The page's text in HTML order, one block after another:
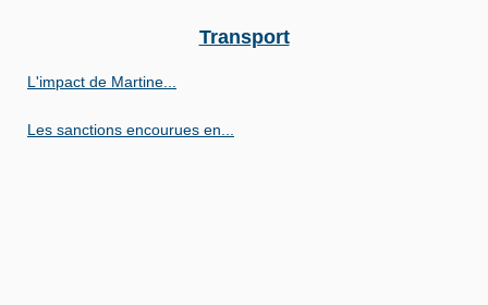
Transport
L'impact de Martine...
Les sanctions encourues en...